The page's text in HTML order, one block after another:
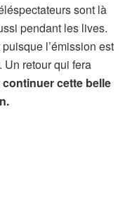
sont là
pendant les lives.
l’émission est
retour qui fera
cette belle